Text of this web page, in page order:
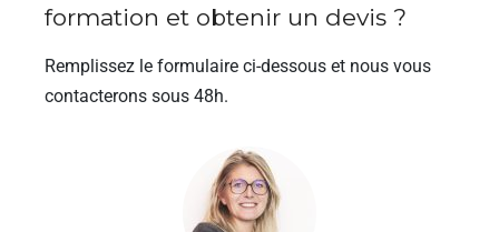
formation et obtenir un devis ?
Remplissez le formulaire ci-dessous et nous vous
contacterons sous 48h.